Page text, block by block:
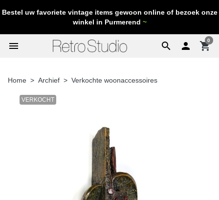
Bestel uw favoriete vintage items gewoon online of bezoek onze
winkel in Purmerend ~
search
menu  shopping_cart
0
Home Archief Verkochte woonaccessoires
VERKOCHT